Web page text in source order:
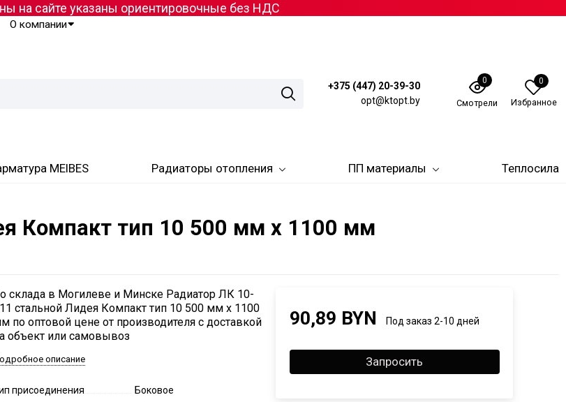
на сайте указаны ориентировочные без НДС
О компании
+375 (447) 20-39-30
opt@ktopt.by
0
Смотрели
0
Избранное
MEIBES Радиаторы отопления ПП материалы Теплосила
Компакт тип 10 500 мм х 1100 мм
склада в Могилеве и Минске Радиатор ЛК 10-
стальной Лидея Компакт тип 10 500 мм х 1100
по оптовой цене от производителя с доставкой
объект или самовывоз
описание
присоединения
Боковое
90,89 BYN Под заказ 2-10 дней
Запросить